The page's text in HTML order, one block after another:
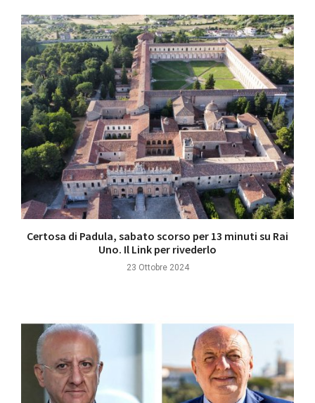
Certosa di Padula, sabato scorso per 13 minuti su Rai
Uno. Il Link per rivederlo
23 Ottobre 2024